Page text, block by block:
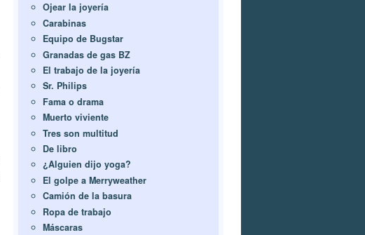
Ojear la joyería
Carabinas
Equipo de Bugstar
Granadas de gas BZ
El trabajo de la joyería
Sr. Philips
Fama o drama
Muerto viviente
Tres son multitud
De libro
¿Alguien dijo yoga?
El golpe a Merryweather
Camión de la basura
Ropa de trabajo
Máscaras